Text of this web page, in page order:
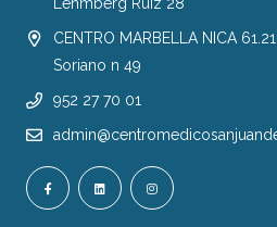
CENTRO MARBELLA NICA
Soriano n 49
952 27 70 01